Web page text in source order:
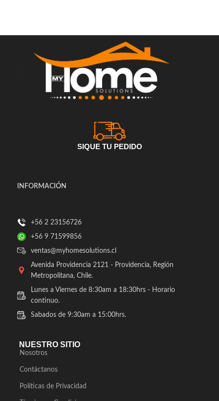
SIQUE TU PEDIDO
INFORMACIÓN
+56 2 23156726
+56 9 71599856
ventas@myhomesolutions.cl
Avenida Providencia 2121 - Providencia, Región
Metropolitana, Chile.
Lunes a Viernes de 8:30am a 18:30hrs - Horario
continuo.
Sabados de 9:30am a 15:00hrs.
NUESTRO SITIO
Nosotros
Contáctanos
Políticas de Privacidad